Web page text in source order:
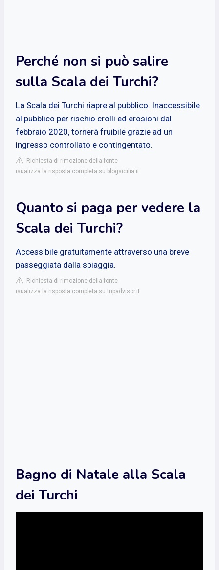
Perché non si può salire
sulla Scala dei Turchi?
La Scala dei Turchi riapre al pubblico. Inaccessibile
al pubblico per rischio crolli ed erosioni dal
febbraio 2020, tornerà fruibile grazie ad un
ingresso controllato e contingentato.
Richiesta di rimozione della fonte
isualizza la risposta completa su blogsicilia.it
Quanto si paga per vedere la
Scala dei Turchi?
Accessibile gratuitamente attraverso una breve
passeggiata dalla spiaggia.
Richiesta di rimozione della fonte
isualizza la risposta completa su tripadvisor.it
Bagno di Natale alla Scala
dei Turchi